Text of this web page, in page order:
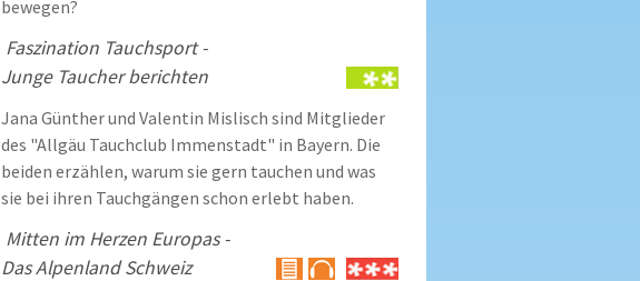
bewegen?
Faszination Tauchsport -
Junge Taucher berichten
Jana Günther und Valentin Mislisch sind Mitglieder
des "Allgäu Tauchclub Immenstadt" in Bayern. Die
beiden erzählen, warum sie gern tauchen und was
sie bei ihren Tauchgängen schon erlebt haben.
Mitten im Herzen Europas -
Das Alpenland Schweiz